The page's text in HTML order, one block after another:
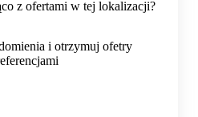
z ofertami w tej lokalizacji?
i otrzymuj ofetry